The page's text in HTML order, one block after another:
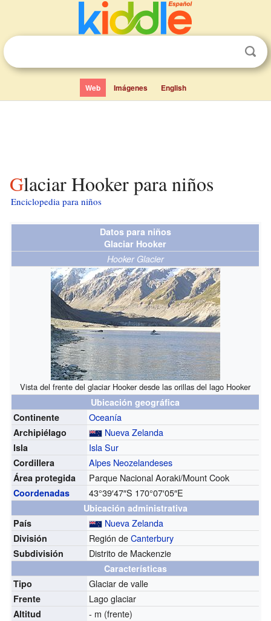
Web Imágenes English
Glaciar Hooker para niños
Enciclopedia para niños
Datos para niños
Glaciar Hooker
Hooker Glacier
Vista del frente del glaciar Hooker desde las orillas del lago Hooker
Ubicación geográfica
Continente
Oceanía
Archipiélago Nueva Zelanda
Isla Isla Sur
Cordillera Alpes Neozelandeses
Área protegida Parque Nacional Aoraki/Mount Cook
Coordenadas 43°39′47″S 170°07′05″E
Ubicación administrativa
País
Nueva Zelanda
División Región deCanterbury
Subdivisión Distrito de Mackenzie
Características
Tipo
Glaciar de valle
Frente Lago glaciar
Altitud - m (frente)